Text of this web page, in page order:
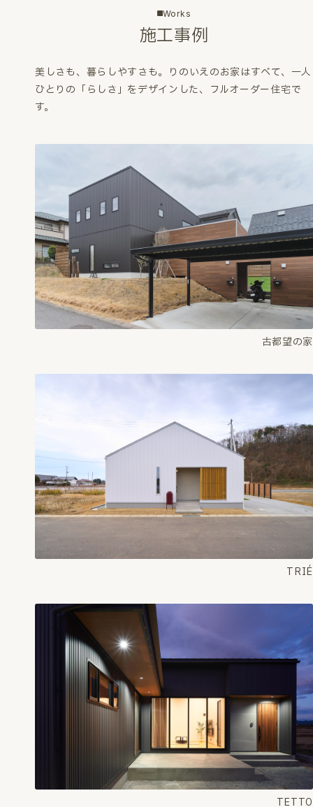
Works
施工事例
美しさも、暮らしやすさも。
りのいえのお家はすべて、一人
ひとりの「らしさ」をデザインした、フルオーダー住宅で
す。
古都望の家
TRIÉ
TETTO